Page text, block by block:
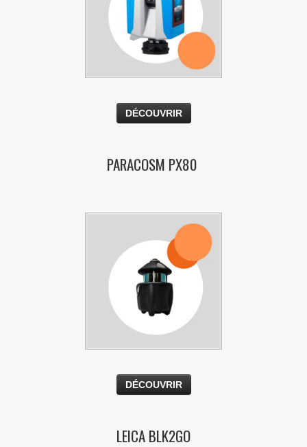
DÉCOUVRIR
PARACOSM PX80
DÉCOUVRIR
LEICA BLK2GO